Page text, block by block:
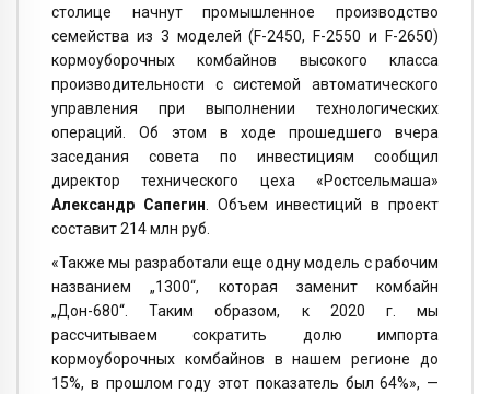
столице начнут промышленное производство
семейства из 3 моделей (F-2450, F-2550 и F-2650)
кормоуборочных комбайнов высокого класса
производительности с системой автоматического
управления при выполнении технологических
операций. Об этом в ходе прошедшего вчера
заседания совета по инвестициям сообщил
директор технического цеха «Ростсельмаша»
Александр Сапегин. Объем инвестиций в проект
составит 214 млн руб.
«Также мы разработали еще одну модель с рабочим
названием „1300“, которая заменит комбайн
„Дон-680“. Таким образом, к 2020 г. мы
рассчитываем сократить долю импорта
кормоуборочных комбайнов в нашем регионе до
15%, в прошлом году этот показатель был 64%», —